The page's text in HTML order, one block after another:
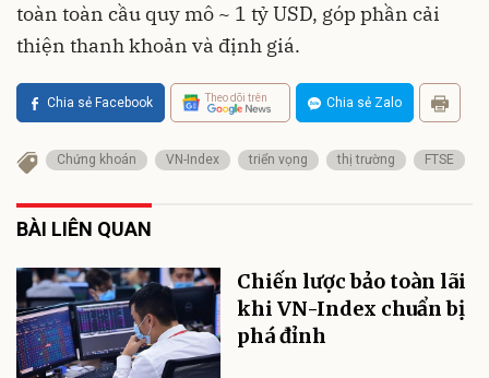
toàn toàn cầu quy mô ~ 1 tỷ USD, góp phần cải
thiện thanh khoản và định giá.
Chia sẻ Facebook Theo dõi trên Chia sẻ Zalo
Chứng khoán VN-Index triển vọng thị trường FTSE
BÀI LIÊN QUAN
Chiến lược bảo toàn lãi
khi VN-Index chuẩn bị
phá đỉnh